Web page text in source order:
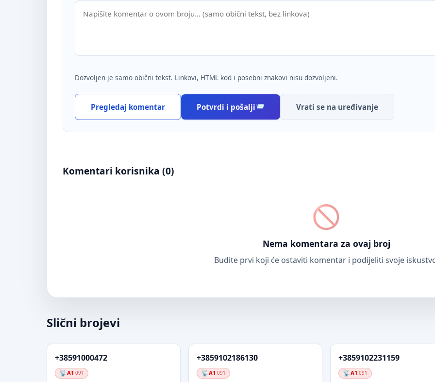
Dozvoljen je samo obični tekst. Linkovi, HTML kod i posebni znakovi nisu dozvoljeni.
Pregledaj komentar Potvrdi i pošalji Vrati se na uređivanje
Komentari korisnika (0)
Nema komentara za ovaj broj
Budite prvi koji će ostaviti komentar i podijeliti svoje
Slični brojevi
+38591000472
A1 091
+3859102186130
A1 091
+3859102231159
A1 091